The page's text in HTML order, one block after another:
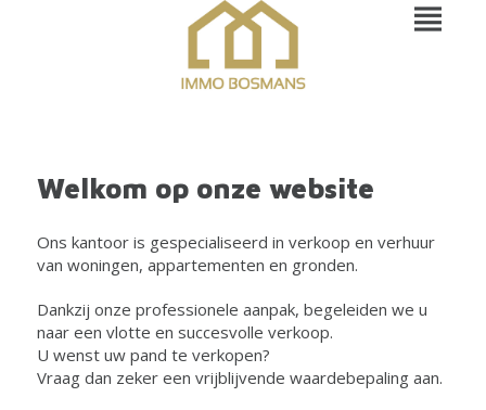
Welkom op onze website
Ons kantoor is gespecialiseerd in verkoop en verhuur
van woningen, appartementen en gronden.
Dankzij onze professionele aanpak, begeleiden we u
naar een vlotte en succesvolle verkoop.
U wenst uw pand te verkopen?
Vraag dan zeker een vrijblijvende waardebepaling aan.